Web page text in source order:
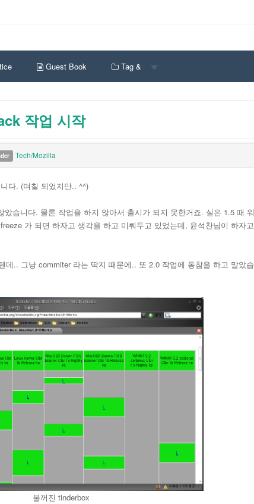
Guest Book Tag &
작업 시작
Tech/Mozilla
다. (며칠 되었지만.. ^^)
습니다. 물론 작업을 하지 않아서 출시가 되지 못한거죠. 실은 1.5 때 워
가 되면 하자고 생각을 하고 미뤄두고 있었는데, 윤석찬님이 하자고
데.. 그냥 commiter 라는 딱지 때문에.. 또 2.0 작업에 동참을 하고 말았습
불꺼진 tinderbox